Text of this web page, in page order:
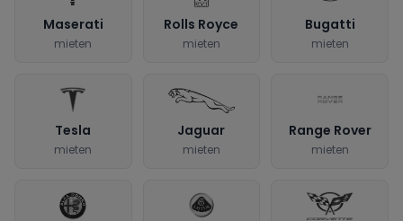
Maserati
mieten
Rolls Royce
mieten
Bugatti
mieten
Tesla
mieten
Jaguar
mieten
Range Rover
mieten